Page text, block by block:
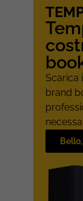
Scarica
brand